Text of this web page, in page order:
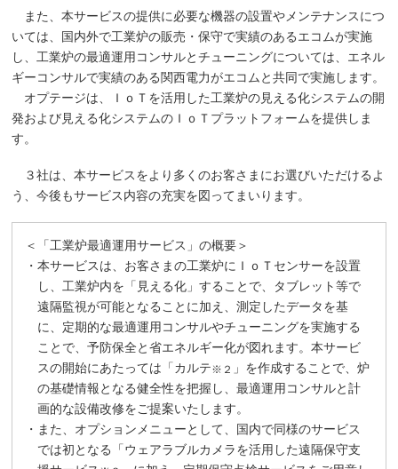
また、本サービスの提供に必要な機器の設置やメンテナンスにつ
いては、国内外で工業炉の販売・保守で実績のあるエコムが実施
し、工業炉の最適運用コンサルとチューニングについては、エネル
ギーコンサルで実績のある関西電力がエコムと共同で実施します。
オプテージは、ＩｏＴを活用した工業炉の見える化システムの開
発および見える化システムのＩｏＴプラットフォームを提供しま
す。
３社は、本サービスをより多くのお客さまにお選びいただけるよ
う、今後もサービス内容の充実を図ってまいります。
＜「工業炉最適運用サービス」の概要＞
・本サービスは、お客さまの工業炉にＩｏＴセンサーを設置
し、工業炉内を「見える化」することで、タブレット等で
遠隔監視が可能となることに加え、測定したデータを基
に、定期的な最適運用コンサルやチューニングを実施する
ことで、予防保全と省エネルギー化が図れます。本サービ
スの開始にあたっては「カルテ※２
」を作成することで、炉
の基礎情報となる健全性を把握し、最適運用コンサルと計
画的な設備改修をご提案いたします。
・また、オプションメニューとして、国内で同様のサービス
では初となる「ウェアラブルカメラを活用した遠隔保守支